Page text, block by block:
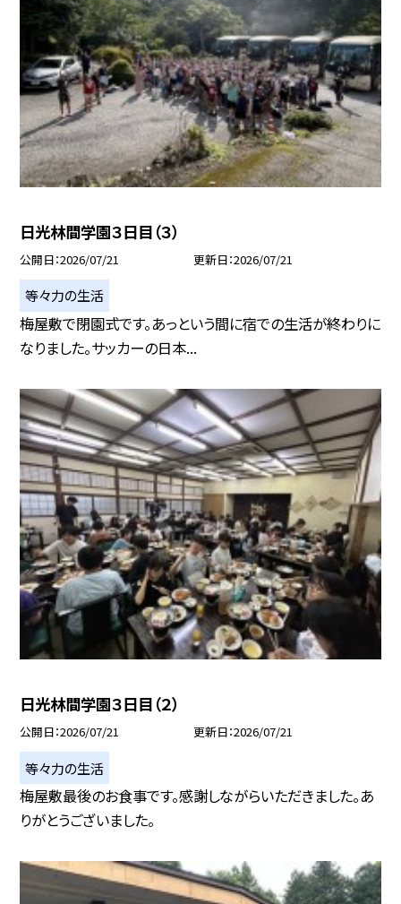
日光林間学園３日目（３）
公開日 2026/07/21 更新日 2026/07/21
等々力の生活
梅屋敷で閉園式です。あっという間に宿での生活が終わりに
なりました。サッカーの日本...
日光林間学園３日目（２）
公開日 2026/07/21 更新日 2026/07/21
等々力の生活
梅屋敷最後のお食事です。感謝しながらいただきました。あ
りがとうございました。